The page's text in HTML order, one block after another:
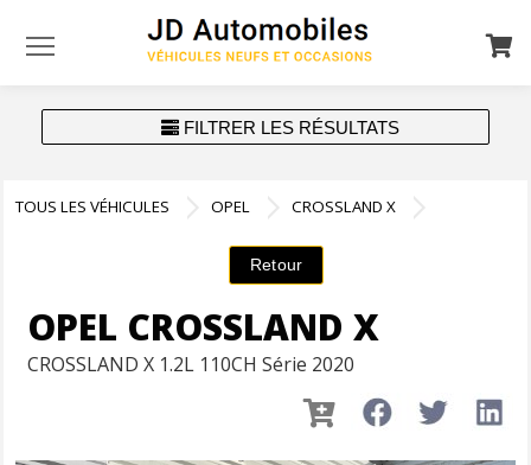
FILTRER LES RÉSULTATS
TOUS LES VÉHICULES OPEL CROSSLAND X
OPEL CROSSLAND X
CROSSLAND X 1.2L 110CH Série 2020